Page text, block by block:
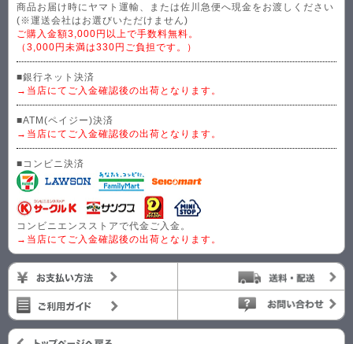
商品お届け時にヤマト運輸、または佐川急便へ現金をお渡しください
(※運送会社はお選びいただけません)
ご購入金額3,000円以上で手数料無料。
（3,000円未満は330円ご負担です。）
■銀行ネット決済
→当店にてご入金確認後の出荷となります。
■ATM(ペイジー)決済
→当店にてご入金確認後の出荷となります。
■コンビニ決済
コンビニエンスストアで代金ご入金。
→当店にてご入金確認後の出荷となります。